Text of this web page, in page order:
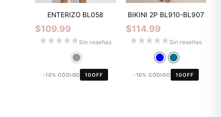
ENTERIZO BL058
$109.99
Sin reseñas
-10% CÓDIGO 10OFF
BIKINI 2P BL910-BL907
$114.99
Sin reseñas
-10% CÓDIGO 10OFF